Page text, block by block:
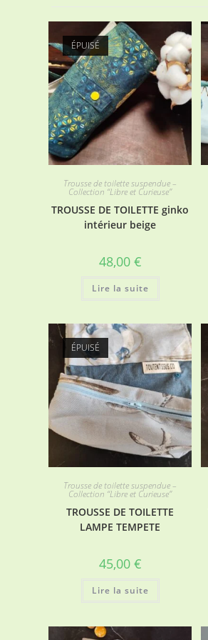
ÉPUISÉ
Trousse de toilette suspendue –
Collection “Libre et Curieuse”
TROUSSE DE TOILETTE ginko
intérieur beige
48,00 €
Lire la suite
ÉPUISÉ
Trousse de toilette suspendue –
Collection “Libre et Curieuse”
TROUSSE DE TOILETTE
LAMPE TEMPETE
45,00 €
Lire la suite